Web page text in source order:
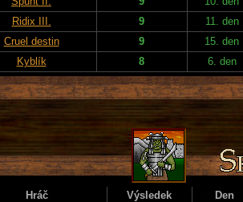
Ridix III. 9 11. den
Cruel destin 9 15. den
Kyblík 8 6. den
Hráč Výsledek Den